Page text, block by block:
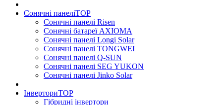
Сонячні панеліTOP
Сонячні панелі Risen
Сонячні батареї AXIOMA
Сонячні панелі Longi Solar
Сонячні панелі TONGWEI
Сонячні панелі Q-SUN
Сонячні панелі SEG YUKON
Сонячні панелі Jinko Solar
ІнверториTOP
Гібридні інвертори